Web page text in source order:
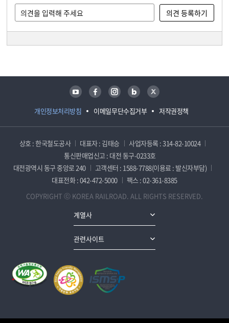
개인정보처리방침 이메일무단수집거부 저작권정책
유튜브 페이스북 인스타그램 블로그 트위터
상호 : 한국철도공사 대표자 : 김태승
사업자등록 : 314-82-10024
통신판매업신고 : 대전 동구-0233호
대전광역시 동구 중앙로 240
고객센터 : 1588-7788(이용료 : 발신자부담)
대표전화 : 042-472-5000
팩스 : 02-361-8385
COPYRIGHT ⓒ KOREA RAILROAD. ALL RIGHTS RESERVED.
계열사
관련사이트